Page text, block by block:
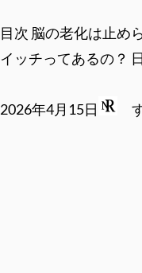
目次 脳の老化は止め
イッチってあるの？
2026年4月15日